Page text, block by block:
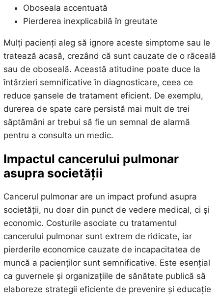
Oboseala accentuată
Pierderea inexplicabilă în greutate
Mulți pacienți aleg să ignore aceste simptome sau le
tratează acasă, crezând că sunt cauzate de o răceală
sau de oboseală. Această atitudine poate duce la
întârzieri semnificative în diagnosticare, ceea ce
reduce șansele de tratament eficient. De exemplu,
durerea de spate care persistă mai mult de trei
săptămâni ar trebui să fie un semnal de alarmă
pentru a consulta un medic.
Impactul cancerului pulmonar
asupra societății
Cancerul pulmonar are un impact profund asupra
societății, nu doar din punct de vedere medical, ci și
economic. Costurile asociate cu tratamentul
cancerului pulmonar sunt extrem de ridicate, iar
pierderile economice cauzate de incapacitatea de
muncă a pacienților sunt semnificative. Este esențial
ca guvernele și organizațiile de sănătate publică să
elaboreze strategii eficiente de prevenire și educație